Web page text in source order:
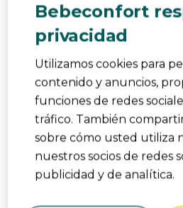
¿Le ha resultado útil?
4 de 5 estrellas.
Un buen compromiso
precio
Robyesit
hace un año
Lo que más nos ha gustado
pliega y lo poco que ocupa.
Bebeconfort
privacidad
Utilizamos cookies para
contenido y anuncios,
funciones de redes
tráfico. También
sobre cómo usted utiliza
nuestros socios de redes
publicidad y de analítica.